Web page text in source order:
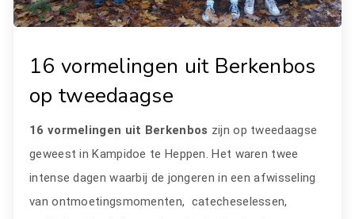
16 vormelingen uit Berkenbos
op tweedaagse
16 vormelingen uit Berkenbos zijn op tweedaagse
geweest in Kampidoe te Heppen. Het waren twee
intense dagen waarbij de jongeren in een afwisseling
van ontmoetingsmomenten, catecheselessen,